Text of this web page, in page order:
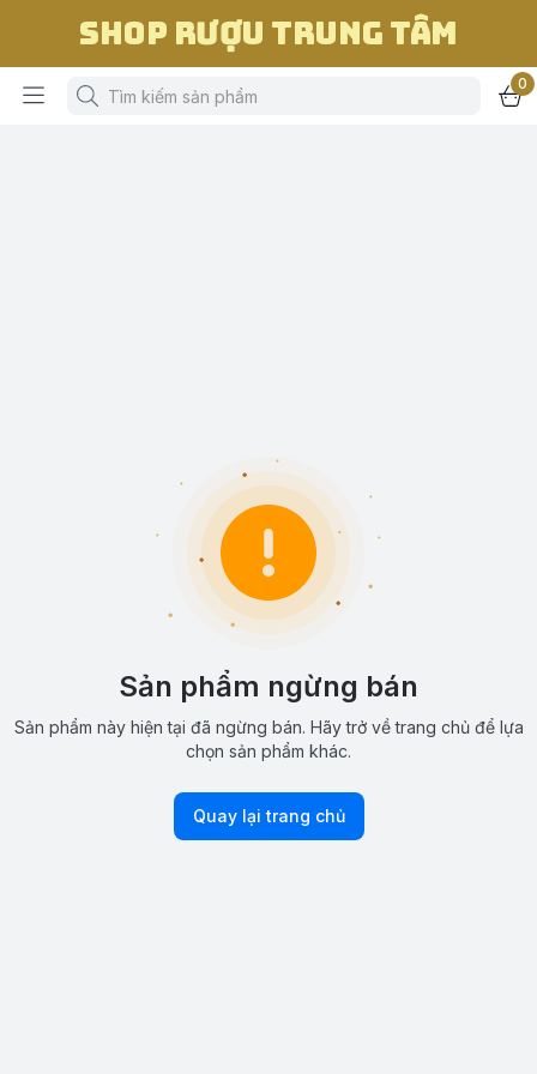
Shop Rượu Trung Tâm
0
Sản phẩm ngừng bán
Sản phẩm này hiện tại đã ngừng bán. Hãy trở về trang chủ để lựa
chọn sản phẩm khác.
Quay lại trang chủ